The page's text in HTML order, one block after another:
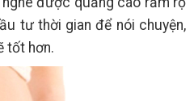
tư thời gian để nói chuyện,
tốt hơn.